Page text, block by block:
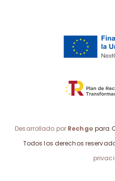
Desarrollado por Rechgo para
Todos los derechos